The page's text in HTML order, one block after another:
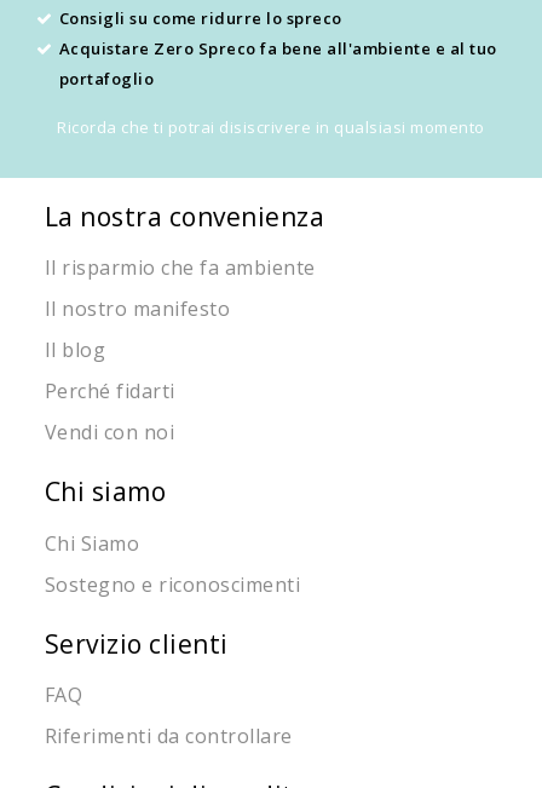
Consigli su come ridurre lo spreco
Acquistare Zero Spreco fa bene all'ambiente e al tuo
portafoglio
Ricorda che ti potrai disiscrivere in qualsiasi momento
La nostra convenienza
Il risparmio che fa ambiente
Il nostro manifesto
Il blog
Perché fidarti
Vendi con noi
Chi siamo
Chi Siamo
Sostegno e riconoscimenti
Servizio clienti
FAQ
Riferimenti da controllare